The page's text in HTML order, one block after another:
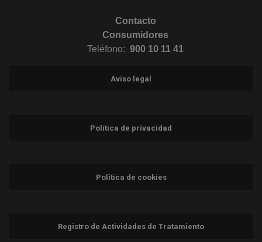
Contacto
Consumidores
Teléfono: 900 10 11 41
Aviso legal
Política de privacidad
Política de cookies
Registro de Actividades de Tratamiento